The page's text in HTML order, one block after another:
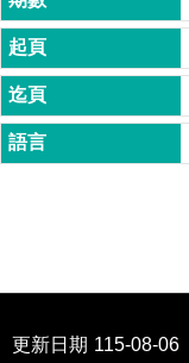
碩
士
班
在
職
專
國
更新日期 115-08-06